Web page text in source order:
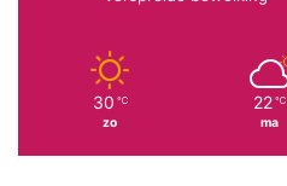
30 ℃
zo
22 ℃
ma